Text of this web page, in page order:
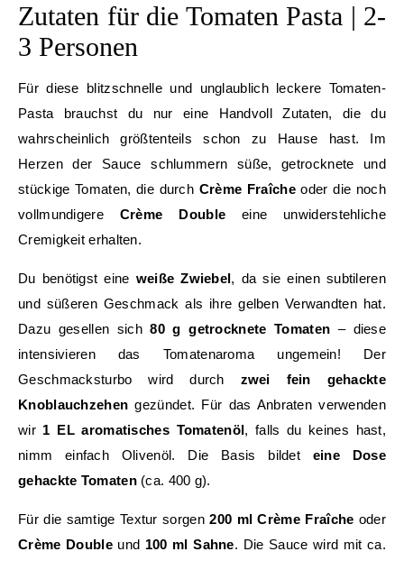
Zutaten für die Tomaten Pasta | 2-
3 Personen
Für diese blitzschnelle und unglaublich leckere Tomaten-
Pasta brauchst du nur eine Handvoll Zutaten, die du
wahrscheinlich größtenteils schon zu Hause hast. Im
Herzen der Sauce schlummern süße, getrocknete und
stückige Tomaten, die durch Crème Fraîcheoder die noch
vollmundigere Crème Double eine unwiderstehliche
Cremigkeit erhalten.
Du benötigst eine weiße Zwiebel, da sie einen subtileren
und süßeren Geschmack als ihre gelben Verwandten hat.
Dazu gesellen sich80 g getrocknete Tomaten – diese
intensivieren das Tomatenaroma ungemein! Der
Geschmacksturbo wird durch zwei fein gehackte
Knoblauchzehen gezündet. Für das Anbraten verwenden
wir 1 EL aromatisches Tomatenöl, falls du keines hast,
nimm einfach Olivenöl. Die Basis bildet eine Dose
gehackte Tomaten(ca. 400 g).
Für die samtige Textur sorgen200 ml Crème Fraîche oder
Crème Doubleund 100 ml Sahne. Die Sauce wird mit ca.